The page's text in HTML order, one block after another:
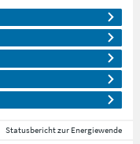
Statusbericht zur Energiewende